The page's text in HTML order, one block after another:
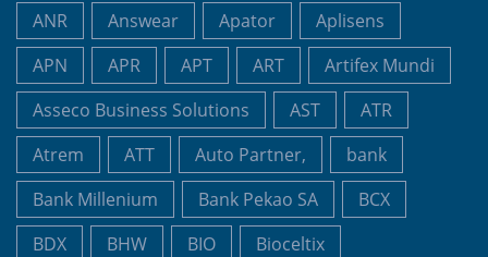
ANR
Answear Apator
Aplisens
APN
APR APT ART
Artifex Mundi
Asseco Business Solutions
AST
ATR
Atrem
ATT Auto Partner,
bank
Bank Millenium
Bank Pekao SA
BCX
BDX
BHW BIO
Bioceltix